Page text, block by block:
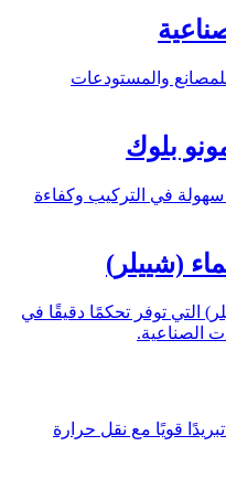
للمصانع والمستودعات
بلوك
سهولة في التركيب وكفاءة
(شييلر)
التي توفر تحكمًا دقيقًا في
الصناعية.
قويًا مع نقل حرارة